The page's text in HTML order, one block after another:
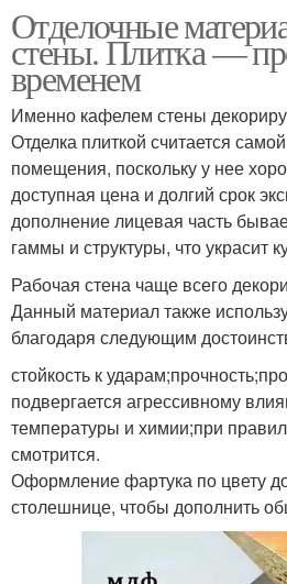
Отделочные
стены. Плитка —
временем
Именно кафелем стены
Отделка плиткой считается
помещения, поскольку у нее
доступная цена и долгий срок
дополнение лицевая часть
гаммы и структуры, что украсит
Рабочая стена чаще всего
Данный материал также
благодаря следующим
стойкость к
подвергается агрессивному
температуры и химии;при
смотрится.
Оформление фартука по цвету
столешнице, чтобы дополнить